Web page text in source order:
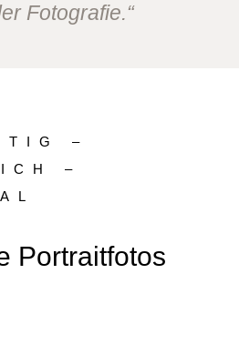
Fotografie.“
–
–
Portraitfotos